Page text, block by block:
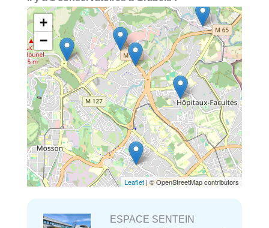
+
−
Leaflet | © OpenStreetMap contributors
ESPACE SENTEIN